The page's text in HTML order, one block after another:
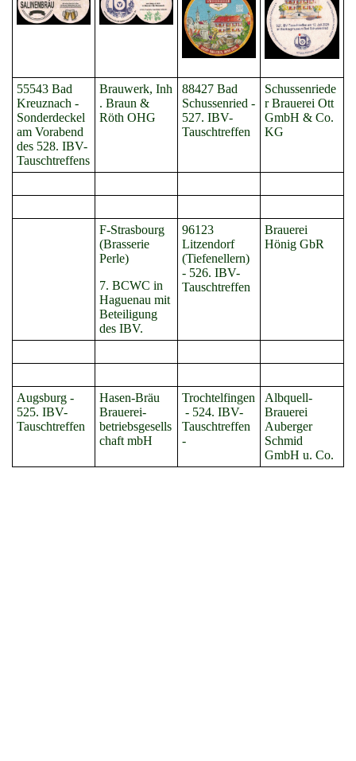
55543 Bad
Kreuznach -
Sonderdeckel
am Vorabend
des 528. IBV-
Tauschtreffens
Brauwerk, Inh
. Braun &
Röth OHG
88427 Bad
Schussenried -
527. IBV-
Tauschtreffen
Schussenriede
r Brauerei Ott
GmbH & Co.
KG
F-Strasbourg
(Brasserie
Perle)
7. BCWC in
Haguenau mit
Beteiligung
des IBV.
96123
Litzendorf
(Tiefenellern)
- 526. IBV-
Tauschtreffen
Brauerei
Hönig GbR
Augsburg -
525. IBV-
Tauschtreffen
Hasen-Bräu
Brauerei-
betriebsgesells
chaft mbH
Trochtelfingen
- 524. IBV-
Tauschtreffen
-
Albquell-
Brauerei
Auberger
Schmid
GmbH u. Co.